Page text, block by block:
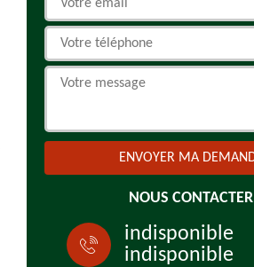
NOUS CONTACTER
indisponible
indisponible